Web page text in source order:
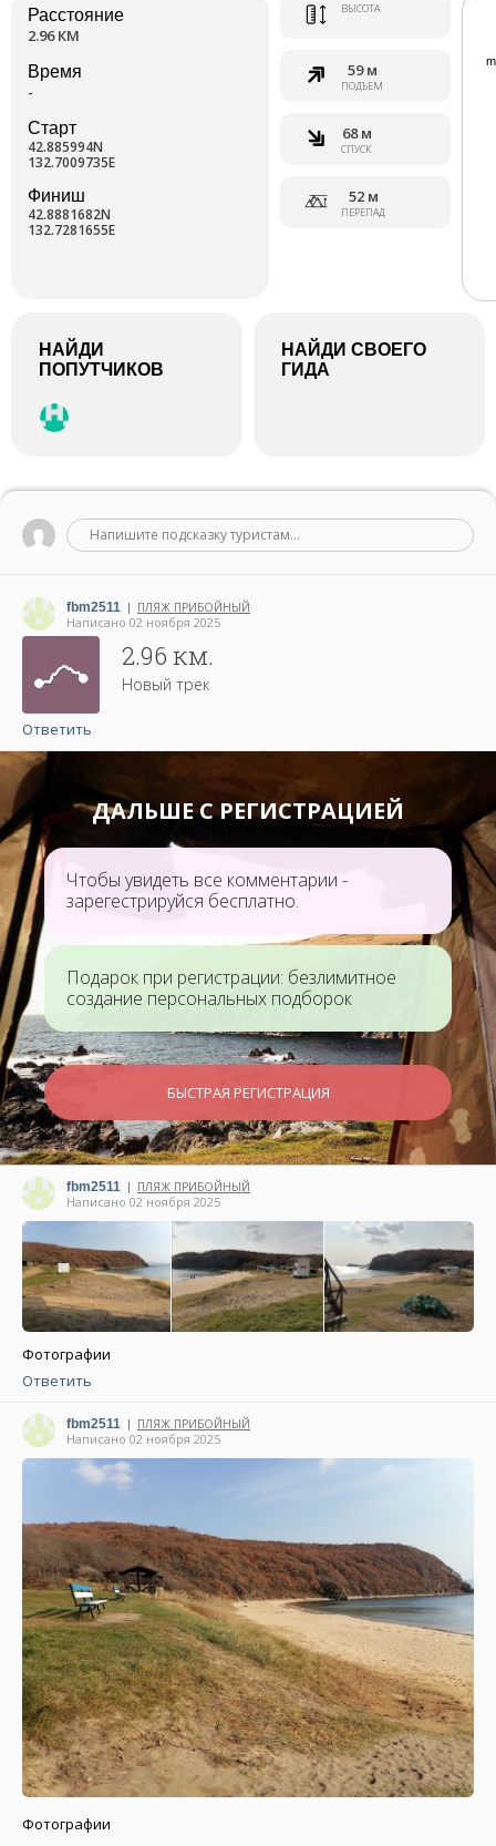
Расстояние
2.96 КМ
Время
-
Старт
42.885994N
132.7009735E
Финиш
42.8881682N
132.7281655E
ВЫСОТА
59 м
ПОДЪЕМ
68 м
СПУСК
52 м
ПЕРЕПАД
m
НАЙДИ
ПОПУТЧИКОВ
НАЙДИ СВОЕГО
ГИДА
Напишите подсказку туристам...
fbm2511 | ПЛЯЖ ПРИБОЙНЫЙ
Написано 02 ноября 2025
2.96 км.
Новый трек
Ответить
ДАЛЬШЕ С РЕГИСТРАЦИЕЙ
Чтобы увидеть все комментарии -
зарегестрируйся бесплатно.
Подарок при регистрации: безлимитное
создание персональных подборок
БЫСТРАЯ РЕГИСТРАЦИЯ
fbm2511 | ПЛЯЖ ПРИБОЙНЫЙ
Написано 02 ноября 2025
Фотографии
Ответить
fbm2511 | ПЛЯЖ ПРИБОЙНЫЙ
Написано 02 ноября 2025
Фотографии